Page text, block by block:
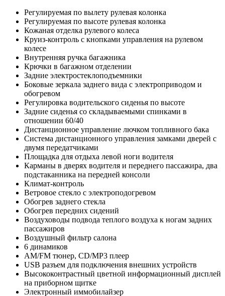
Регулируемая по вылету рулевая колонка
Регулируемая по высоте рулевая колонка
Кожаная отделка рулевого колеса
Круиз-контроль с кнопками управления на рулевом
колесе
Внутренняя ручка багажника
Крючки в багажном отделении
Задние электростеклоподъемники
Боковые зеркала заднего вида с электроприводом и
обогревом
Регулировка водительского сиденья по высоте
Задние сиденья со складываемыми спинками в
отношении 60/40
Дистанционное управление лючком топливного бака
Cистема дистанционного управления замками дверей с
двумя передатчиками
Площадка для отдыха левой ноги водителя
Карманы в дверях водителя и переднего пассажира, два
подстаканника на передней консоли
Климат-контроль
Ветровое стекло с электроподогревом
Обогрев заднего стекла
Обогрев передних сидений
Воздуховоды подвода теплого воздуха к ногам задних
пассажиров
Воздушный фильтр салона
6 динамиков
AM/FM тюнер, CD/MP3 плеер
USB разъем для подключения внешних устройств
Высококонтрастный цветной информационный дисплей
на приборном щитке
Электронный иммобилайзер